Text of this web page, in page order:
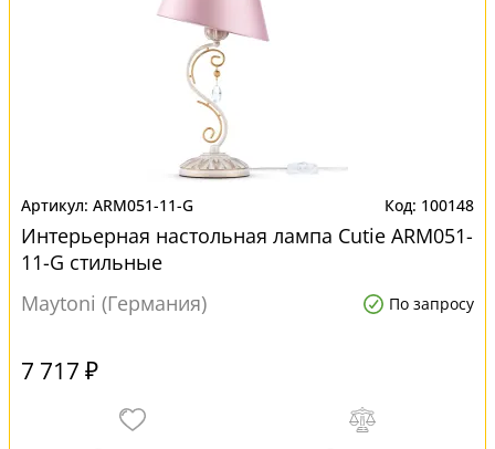
ARM051-11-G 100148
Интерьерная настольная лампа Cutie ARM051-
11-G стильные
Maytoni (Германия)
По запросу
7 717 ₽